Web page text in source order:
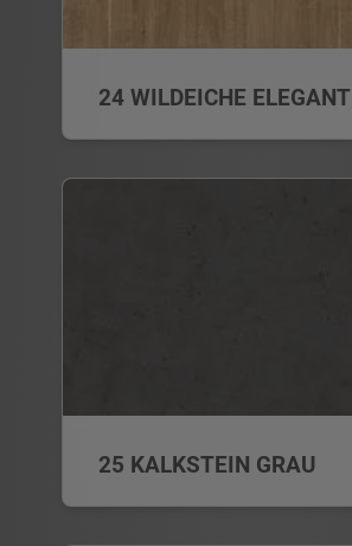
24 WILDEICHE ELEGANT
25 KALKSTEIN GRAU